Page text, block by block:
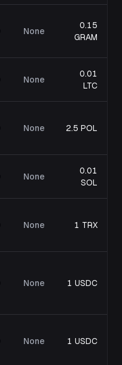
None
0.15
GRAM
None
0.01
LTC
None 2.5 POL
None
0.01
SOL
None 1 TRX
None 1 USDC
None 1 USDC